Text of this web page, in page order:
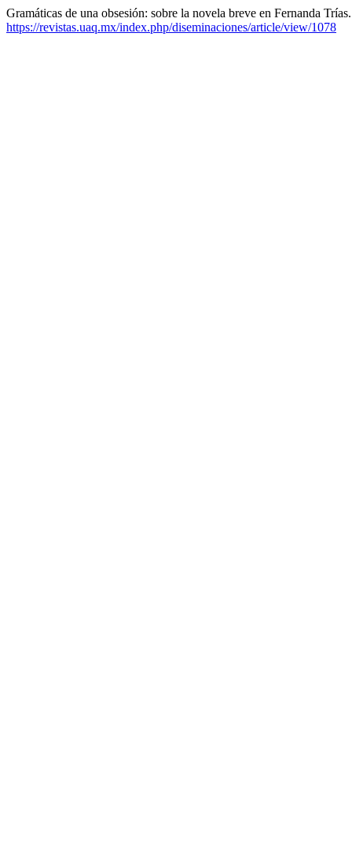
Gramáticas de una obsesión: sobre la novela breve en Fernanda
https://revistas.uaq.mx/index.php/diseminaciones/article/view/1078